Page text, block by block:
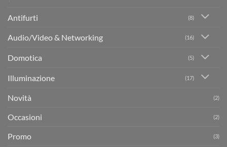
Antifurti (8)
Audio/Video & Networking (16)
Domotica (5)
Illuminazione (17)
Novità (2)
Occasioni (2)
Promo (3)